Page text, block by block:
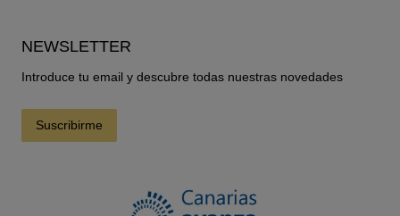
NEWSLETTER
Introduce tu email y descubre todas nuestras novedades
Suscribirme